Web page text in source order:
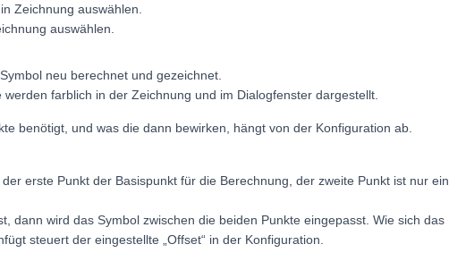
Zeichnung auswählen.
auswählen.
neu berechnet und gezeichnet.
farblich in der Zeichnung und im Dialogfenster dargestellt.
benötigt, und was die dann bewirken, hängt von der Konfiguration ab.
erste Punkt der Basispunkt für die Berechnung, der zweite Punkt ist nur ein
dann wird das Symbol zwischen die beiden Punkte eingepasst. Wie sich das
steuert der eingestellte „Offset“ in der Konfiguration.